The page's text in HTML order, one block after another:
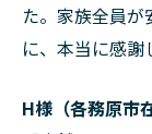
た。家族全員
に、本当に感謝
H様（各務原市